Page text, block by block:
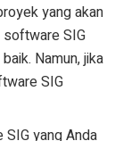
yang akan
software SIG
Namun, jika
SIG
yang Anda